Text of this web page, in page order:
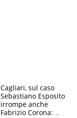
Cagliari, sul caso
Sebastiano Esposito
irrompe anche
Fabrizio Corona: